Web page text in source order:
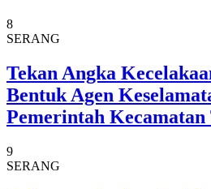
8
SERANG
Tekan Angka
Bentuk Agen
Pemerintah Kecamatan
9
SERANG